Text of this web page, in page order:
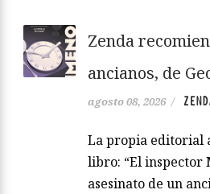
Zenda
ancianos, de
agosto 08, 2026 /
La propia editorial
libro: “El inspector
asesinato de un